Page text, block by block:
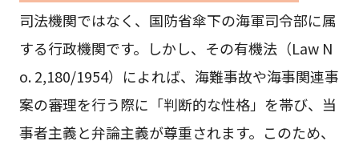
司法機関ではなく、国防省傘下の海軍司令部に属
する行政機関です。しかし、その有機法（Law N
o. 2,180/1954）によれば、海難事故や海事関連事
案の審理を行う際に「判断的な性格」を帯び、当
事者主義と弁論主義が尊重されます。このため、